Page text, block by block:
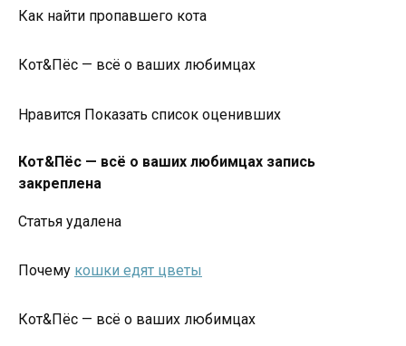
Как найти пропавшего кота
Кот&Пёс — всё о ваших любимцах
Нравится Показать список оценивших
Кот&Пёс — всё о ваших любимцах запись
закреплена
Статья удалена
Почему кошки едят цветы
Кот&Пёс — всё о ваших любимцах